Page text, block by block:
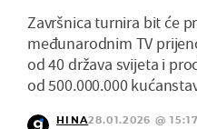
Završnica turnira bit će
međunarodnim TV
od 40 država svijeta i
od 500.000.000
HINA28.01.2026 @ 15:17